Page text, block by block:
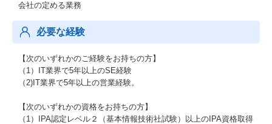
会社の定める業務
必要な経験
【次のいずれかのご経験をお持ちの方】
（1）IT業界で5年以上のSE経験
（2)IT業界で5年以上の営業経験。
【次のいずれかの資格をお持ちの方】
（1）IPA認定レベル２（基本情報技術社試験）以上のIPA資格取得